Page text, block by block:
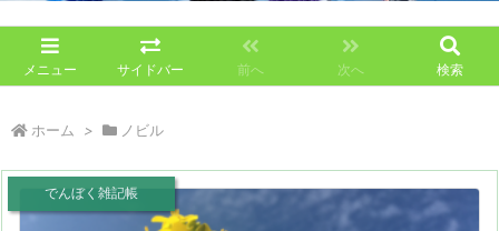
メニュー サイドバー 前へ 次へ 検索
ホーム > ノビル
でんぼく雑記帳